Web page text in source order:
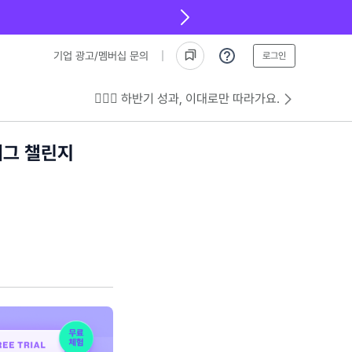
기업 광고/멤버십 문의 로그인
💁🏻‍♂️ 하반기 성과, 이대로만 따라가요.
챌린지